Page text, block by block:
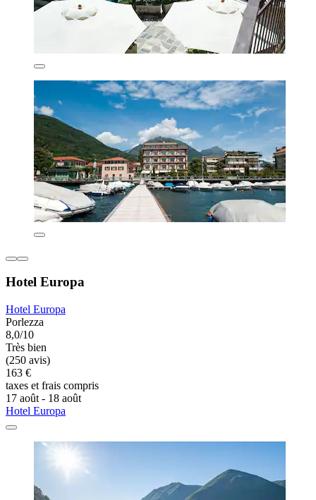
Hotel Europa
Hotel Europa
Porlezza
8,0/10
Très bien
(250 avis)
163 €
taxes et frais compris
17 août - 18 août
Hotel Europa